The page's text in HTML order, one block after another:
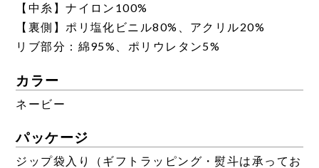
【中糸】ナイロン100%
【裏側】ポリ塩化ビニル80%、アクリル20%
リブ部分：綿95%、ポリウレタン5%
カラー
ネービー
パッケージ
ジップ袋入り（ギフトラッピング・熨斗は承ってお